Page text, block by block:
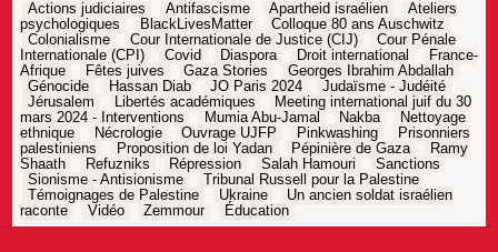
Actions judiciaires Antifascisme Apartheid israélien
Ateliers
psychologiques
BlackLivesMatter
Colloque 80 ans Auschwitz
Colonialisme
Cour Internationale de Justice (CIJ)
Cour Pénale
Internationale (CPI)
Covid Diaspora Droit international
France-
Afrique
Fêtes juives Gaza Stories
Georges Ibrahim Abdallah
Génocide
Hassan Diab JO Paris 2024
Judaïsme - Judéité
Jérusalem
Libertés académiques
Meeting international juif du 30
mars 2024 - Interventions
Mumia Abu-Jamal Nakba
Nettoyage
ethnique
Nécrologie Ouvrage UJFP Pinkwashing
Prisonniers
palestiniens
Proposition de loi Yadan Pépinière de Gaza
Ramy
Shaath
Refuzniks Répression Salah Hamouri
Sanctions
Sionisme - Antisionisme
Tribunal Russell pour la Palestine
Témoignages de Palestine
Ukraine
Un ancien soldat israélien
raconte
Vidéo Zemmour Éducation
Navigation